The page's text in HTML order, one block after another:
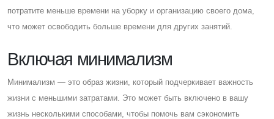
потратите меньше времени на уборку и организацию своего дома,
что может освободить больше времени для других занятий.
Включая минимализм
Минимализм — это образ жизни, который подчеркивает важность
жизни с меньшими затратами. Это может быть включено в вашу
жизнь несколькими способами, чтобы помочь вам сэкономить